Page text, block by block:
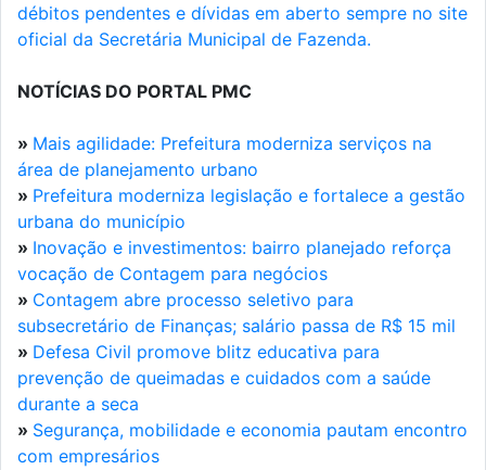
débitos pendentes e dívidas em aberto sempre no site
oficial da Secretária Municipal de Fazenda.
NOTÍCIAS DO PORTAL PMC
» Mais agilidade: Prefeitura moderniza serviços na
área de planejamento urbano
» Prefeitura moderniza legislação e fortalece a gestão
urbana do município
» Inovação e investimentos: bairro planejado reforça
vocação de Contagem para negócios
» Contagem abre processo seletivo para
subsecretário de Finanças; salário passa de R$ 15 mil
» Defesa Civil promove blitz educativa para
prevenção de queimadas e cuidados com a saúde
durante a seca
» Segurança, mobilidade e economia pautam encontro
com empresários